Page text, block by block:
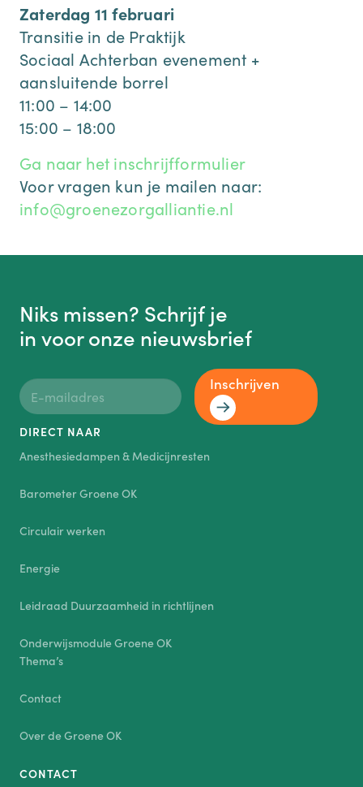
Zaterdag 11 februari
Transitie in de Praktijk
Sociaal Achterban evenement +
aansluitende borrel
11:00 – 14:00
15:00 – 18:00
Ga naar het inschrijfformulier
Voor vragen kun je mailen naar:
info@groenezorgalliantie.nl
Niks missen? Schrijf je
in voor onze nieuwsbrief
Inschrijven
DIRECT NAAR
Anesthesiedampen & Medicijnresten
Barometer Groene OK
Circulair werken
Energie
Leidraad Duurzaamheid in richtlijnen
Onderwijsmodule Groene OK
Thema’s
Contact
Over de Groene OK
CONTACT